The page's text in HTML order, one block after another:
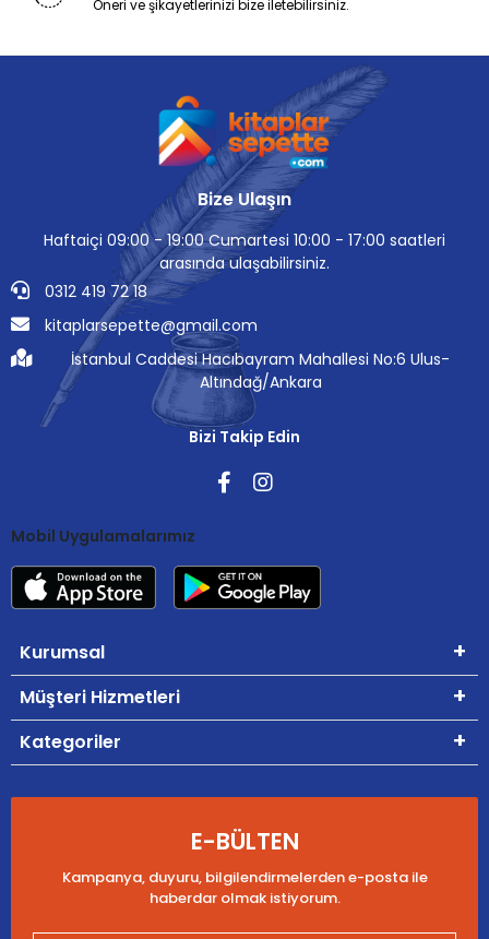
Öneri ve şikayetlerinizi bize iletebilirsiniz.
Bize Ulaşın
Haftaiçi 09:00 - 19:00 Cumartesi 10:00 - 17:00 saatleri
arasında ulaşabilirsiniz.
0312 419 72 18
kitaplarsepette@gmail.com
İstanbul Caddesi Hacıbayram Mahallesi No:6 Ulus-
Altındağ/Ankara
Bizi Takip Edin
Mobil Uygulamalarımız
Kurumsal
Müşteri Hizmetleri
Kategoriler
E-BÜLTEN
Kampanya, duyuru, bilgilendirmelerden e-posta ile
haberdar olmak istiyorum.